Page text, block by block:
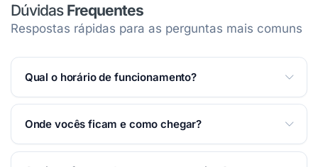
Dúvidas Frequentes
Respostas rápidas para as perguntas mais comuns
Qual o horário de funcionamento?
Atendemos Segunda a Sexta das 09:00 às 18:00;
na página.
Onde vocês ficam e como chegar?